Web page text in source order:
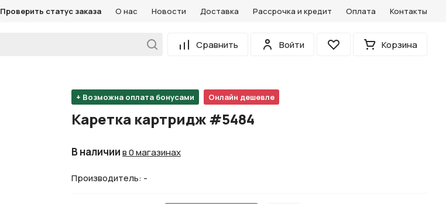
Проверить статус заказа О нас Новости Доставка Рассрочка и кредит Оплата Контакты
Сравнить
Войти
Избранное Корзина
+ Возможна оплата бонусами Онлайн дешевле
Каретка картридж #5484
В наличиив 0 магазинах
Производитель: -